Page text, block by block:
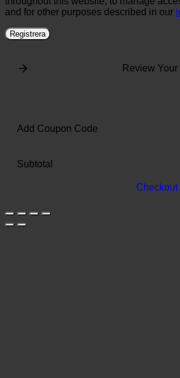
and for other purposes described in our
Registrera
Review Your
Add Coupon Code
Subtotal
Checkout